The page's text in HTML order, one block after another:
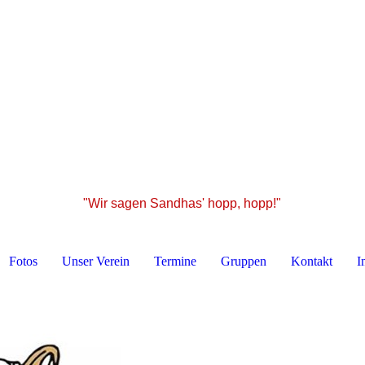
"Wir sagen Sandhas' hopp, hopp!"
Fotos Unser Verein Termine Gruppen Kontakt